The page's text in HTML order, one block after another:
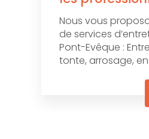
Nous vous
de services
Pont-Evêque :
tonte, arrosage,